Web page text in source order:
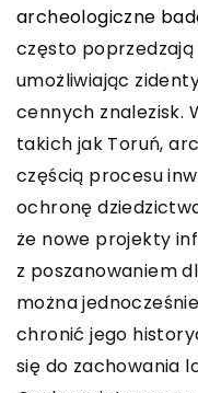
archeologiczne
często
umożliwiając
cennych znalezisk.
takich jak Toruń,
częścią procesu
ochronę
że nowe projekty
z poszanowaniem
można
chronić jego
się do zachowania